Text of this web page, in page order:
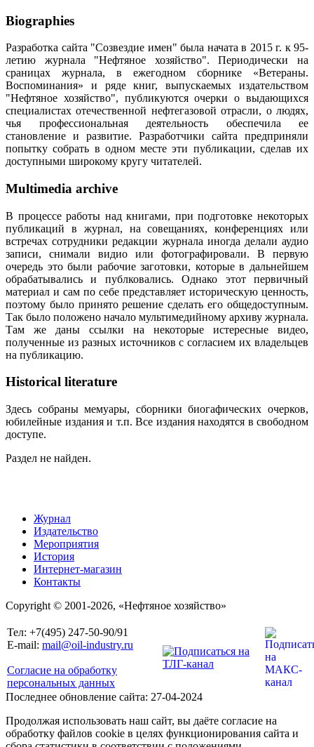
Biographies
Разработка сайта "Созвездие имен" была начата в 2015 г. к 95-
летию журнала "Нефтяное хозяйство". Периодически на
сраницах журнала, в ежегодном сборнике «Ветераны.
Воспоминания» и ряде книг, выпускаемых издательством
"Нефтяное хозяйство", публикуются очерки о выдающихся
специалистах отечественной нефтегазовой отрасли, о людях,
чья профессиональная деятельность обеспечила ее
становление и развитие. Разработчики сайта предприняли
попытку собрать в одном месте эти публикации, сделав их
доступными широкому кругу читателей.
Multimedia archive
В процессе работы над книгами, при подготовке некоторых
публикаций в журнал, на совещаниях, конференциях или
встречах сотрудники редакции журнала иногда делали аудио
записи, снимали видио или фотографировали. В первую
очередь это были рабочие заготовки, которые в дальнейшем
обрабатывались и публковались. Однако этот первичный
материал и сам по себе представляет историческую ценность,
поэтому было принято решение сделать его общедоступным.
Так было положено начало мультимедийному архиву журнала.
Там же даны ссылки на некоторые истересные видео,
полученные из разных источников с согласием их владельцев
на публикацию.
Historical literature
Здесь собраны мемуары, сборники биогафических очерков,
юбилейные издания и т.п. Все издания находятся в свободном
доступе.
Раздел не найден.
Журнал
Издательство
Мероприятия
История
Интернет-магазин
Контакты
Copyright © 2001-2026, «Нефтяное хозяйство»
Тел: +7(495) 247-50-90/91
E-mail: mail@oil-industry.ru
Согласие на обработку
персональных данных
Последнее обновление сайта: 27-04-2024
Продолжая использовать наш сайт, вы даёте согласие на
обработку файлов cookie в целях функционирования сайта и